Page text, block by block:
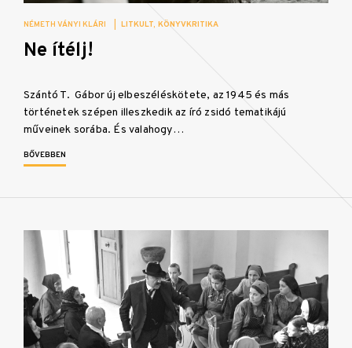
NÉMETH VÁNYI KLÁRI LITKULT KÖNYVKRITIKA
Ne ítélj!
Szántó T. Gábor új elbeszéléskötete, az 1945 és más
történetek szépen illeszkedik az író zsidó tematikájú
műveinek sorába. És valahogy…
BŐVEBBEN